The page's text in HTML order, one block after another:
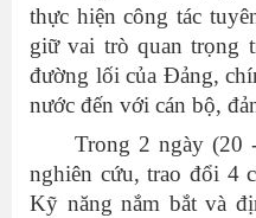
thực hiện công tác
giữ vai trò quan trọng
đường lối của Đảng,
nước đến với cán bộ,
Trong 2 ngày (20
nghiên cứu, trao đổi 4
Kỹ năng nắm bắt và